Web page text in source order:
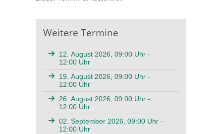
Weitere Termine
12. August 2026, 09:00 Uhr -
12:00 Uhr
19. August 2026, 09:00 Uhr -
12:00 Uhr
26. August 2026, 09:00 Uhr -
12:00 Uhr
02. September 2026, 09:00 Uhr -
12:00 Uhr